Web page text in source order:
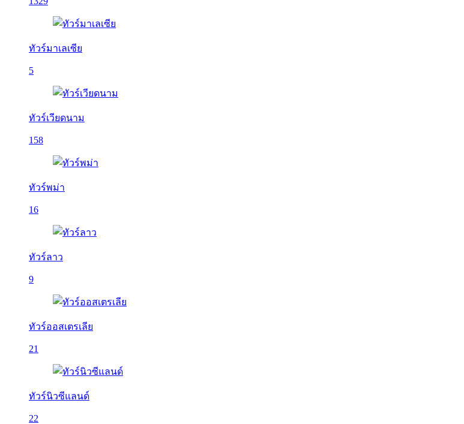
ทัวร์มาเลเซีย
5
ทัวร์เวียดนาม
158
ทัวร์พม่า
16
ทัวร์ลาว
9
ทัวร์ออสเตรเลีย
21
ทัวร์นิวซีแลนด์
22